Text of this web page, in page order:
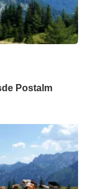
Postalm